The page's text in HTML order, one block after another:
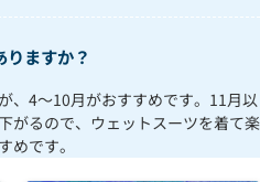
ますか？
、4～10月がおすすめです。11月以
がるので、ウェットスーツを着て楽
めです。